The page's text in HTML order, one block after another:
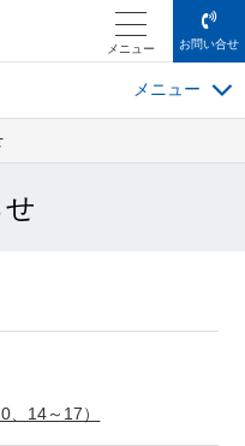
メニュー お問い合せ
14～17）